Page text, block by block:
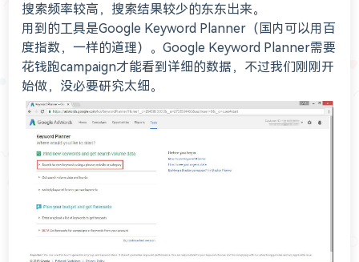
搜索频率较高，搜索结果较少的东东出来。
用到的工具是Google Keyword Planner（国内可以用百
度指数，一样的道理）。Google Keyword Planner需要
花钱跑campaign才能看到详细的数据，不过我们刚刚开
始做，没必要研究太细。